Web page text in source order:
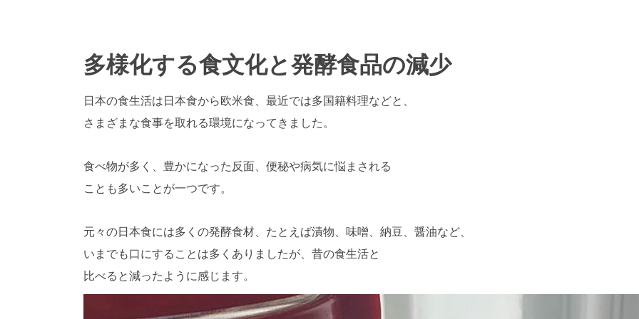
多様化する食文化と発酵食品の減少
日本の食生活は日本食から欧米食、 最近では多国籍料理などと、
さまざまな食事を取れる環境になってきました。
食べ物が多く、豊かになった反面、 便秘や病気に悩まされる
ことも多いことが一つです。
元々の日本食には多くの発酵食材、 たとえば漬物、味噌、納豆、醤油など、
いまでも口にすることは多くありましたが、 昔の食生活と
比べると減ったように感じます。